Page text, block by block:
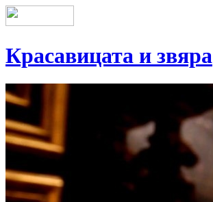
Красавицата и звяра